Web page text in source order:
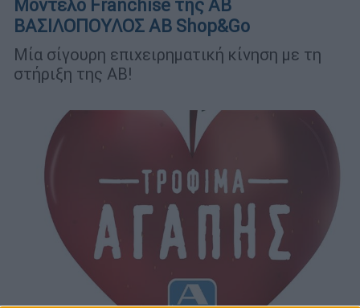
Μοντέλο Franchise της ΑΒ
ΒΑΣΙΛΟΠΟΥΛΟΣ ΑΒ Shop&Go
Μία σίγουρη επιχειρηματική κίνηση με τη
στήριξη της ΑΒ!